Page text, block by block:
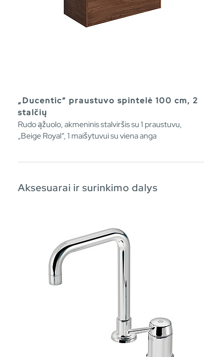
„Ducentic“ praustuvo spintelė 100 cm, 2
stalčių
Rudo ąžuolo, akmeninis stalviršis su 1 praustuvu,
„Beige Royal“, 1 maišytuvui su viena anga
Aksesuarai ir surinkimo dalys